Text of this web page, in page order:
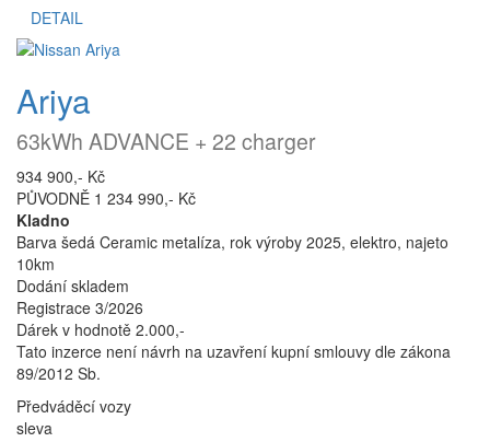
DETAIL
Ariya
63kWh ADVANCE + 22 charger
934 900,- Kč
PŮVODNĚ 1 234 990,- Kč
Kladno
Barva šedá Ceramic metalíza, rok výroby 2025, elektro, najeto
10km
Dodání skladem
Registrace 3/2026
Dárek v hodnotě 2.000,-
Tato inzerce není návrh na uzavření kupní smlouvy dle zákona
89/2012 Sb.
Předváděcí vozy
sleva